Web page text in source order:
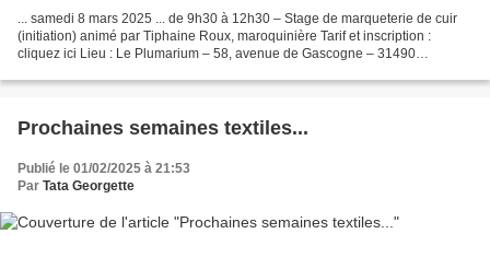
... samedi 8 mars 2025 ... de 9h30 à 12h30 – Stage de marqueterie de cuir
(initiation) animé par Tiphaine Roux, maroquinière Tarif et inscription :
cliquez ici Lieu : Le Plumarium – 58, avenue de Gascogne – 31490
Prochaines semaines textiles...
Publié le 01/02/2025 à 21:53
Par Tata Georgette